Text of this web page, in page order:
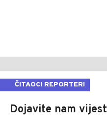
ČITAOCI REPORTERI
Dojavite nam vijest